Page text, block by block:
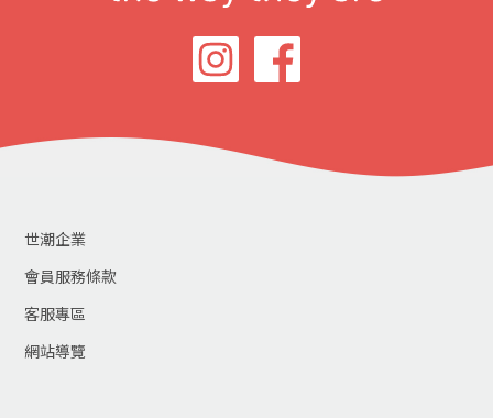
世潮企業
會員服務條款
客服專區
網站導覽